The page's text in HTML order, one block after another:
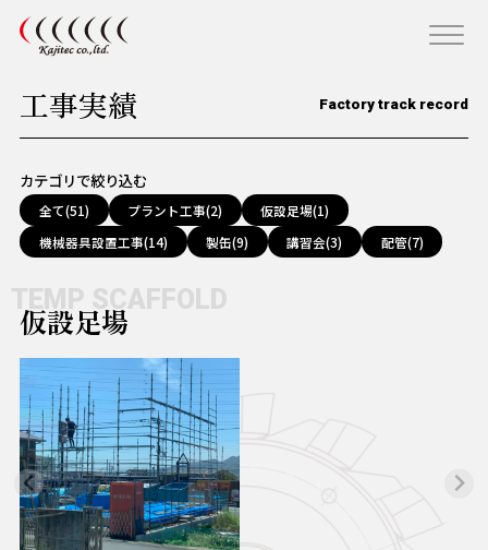
工事実績 Factory track record
カテゴリで絞り込む
全て(51) プラント工事(2) 仮設足場(1)
機械器具設置工事(14) 製缶(9) 講習会(3) 配管(7)
TEMP SCAFFOLD
仮設足場